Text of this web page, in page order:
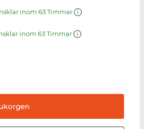
inom 63 Timmar
inom 63 Timmar